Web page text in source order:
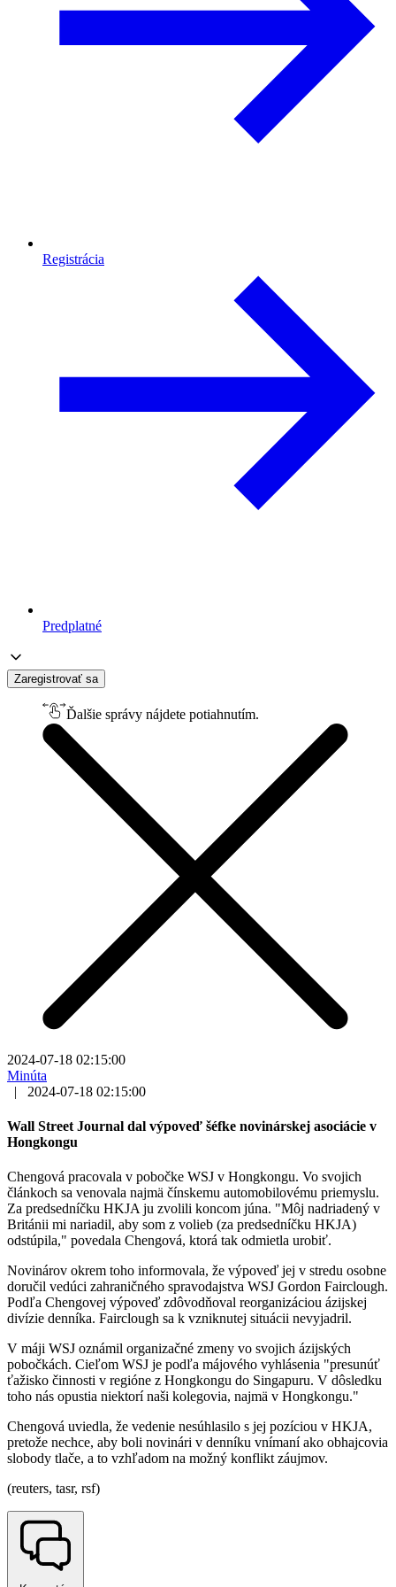
Registrácia
Predplatné
Zaregistrovať sa
Ďalšie správy nájdete potiahnutím.
2024-07-18 02:15:00
Minúta
|
2024-07-18 02:15:00
Wall Street Journal dal výpoveď šéfke novinárskej asociácie v
Hongkongu
Chengová pracovala v pobočke WSJ v Hongkongu. Vo svojich
článkoch sa venovala najmä čínskemu automobilovému priemyslu.
Za predsedníčku HKJA ju zvolili koncom júna. "Môj nadriadený v
Británii mi nariadil, aby som z volieb (za predsedníčku HKJA)
odstúpila," povedala Chengová, ktorá tak odmietla urobiť.
Novinárov okrem toho informovala, že výpoveď jej v stredu osobne
doručil vedúci zahraničného spravodajstva WSJ Gordon Fairclough.
Podľa Chengovej výpoveď zdôvodňoval reorganizáciou ázijskej
divízie denníka. Fairclough sa k vzniknutej situácii nevyjadril.
V máji WSJ oznámil organizačné zmeny vo svojich ázijských
pobočkách. Cieľom WSJ je podľa májového vyhlásenia "presunúť
ťažisko činnosti v regióne z Hongkongu do Singapuru. V dôsledku
toho nás opustia niektorí naši kolegovia, najmä v Hongkongu."
Chengová uviedla, že vedenie nesúhlasilo s jej pozíciou v HKJA,
pretože nechce, aby boli novinári v denníku vnímaní ako obhajcovia
slobody tlače, a to vzhľadom na možný konflikt záujmov.
(reuters, tasr, rsf)